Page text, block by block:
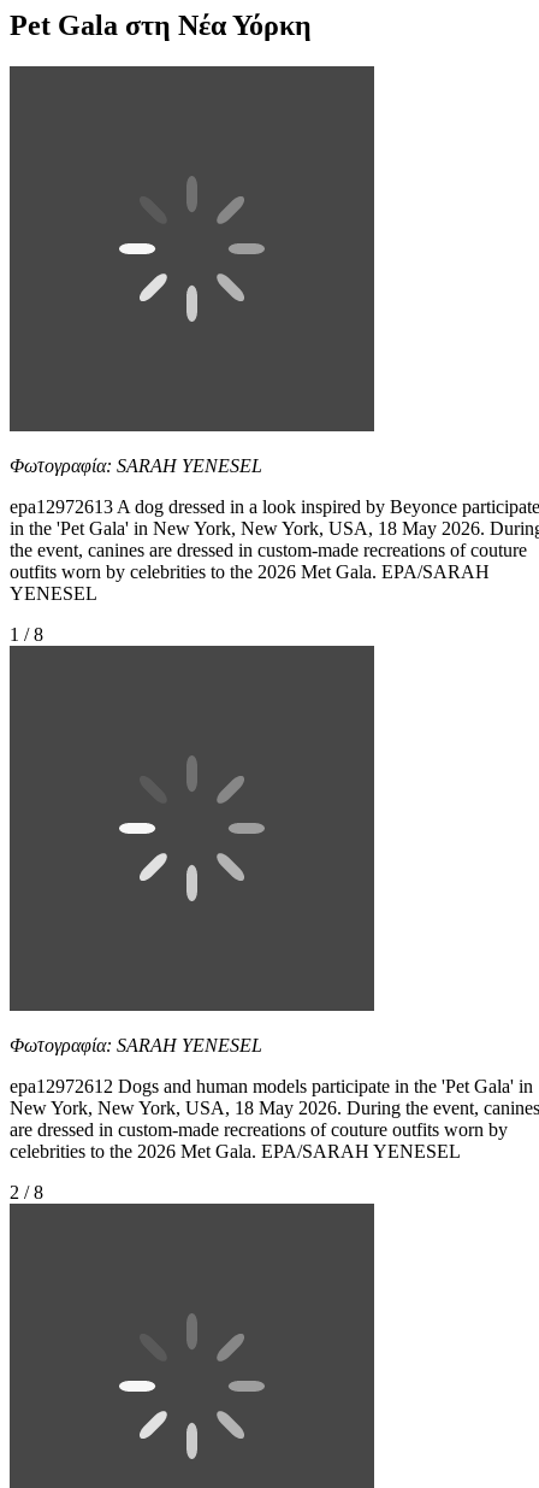
Pet Gala στη Νέα Υόρκη
Φωτογραφία: SARAH YENESEL
epa12972613 A dog dressed in a look inspired by Beyonce
in the 'Pet Gala' in New York, New York, USA, 18 May 2026.
the event, canines are dressed in custom-made recreations of couture
outfits worn by celebrities to the 2026 Met Gala. EPA/SARAH
YENESEL
1 / 8
Φωτογραφία: SARAH YENESEL
epa12972612 Dogs and human models participate in the 'Pet Gala' in
New York, New York, USA, 18 May 2026. During the event, canines
are dressed in custom-made recreations of couture outfits worn by
celebrities to the 2026 Met Gala. EPA/SARAH YENESEL
2 / 8